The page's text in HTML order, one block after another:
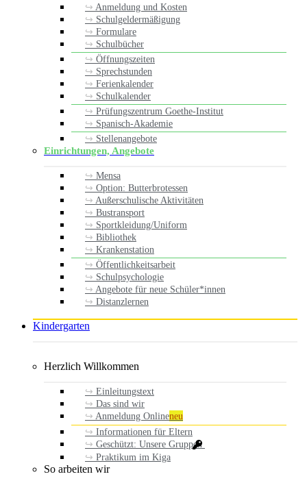
Anmeldung und Kosten
Schulgeldermäßigung
Formulare
Schulbücher
Öffnungszeiten
Sprechstunden
Ferienkalender
Schulkalender
Prüfungszentrum Goethe-Institut
Spanisch-Akademie
Stellenangebote
Einrichtungen, Angebote
Mensa
Option: Butterbrotessen
Außerschulische Aktivitäten
Bustransport
Sportkleidung/Uniform
Bibliothek
Krankenstation
Öffentlichkeitsarbeit
Schulpsychologie
Angebote für neue Schüler*innen
Distanzlernen
Kindergarten
Herzlich Willkommen
Einleitungstext
Das sind wir
Anmeldung Onlineneu
Informationen für Eltern
Geschützt: Unsere Gruppen
Praktikum im Kiga
So arbeiten wir